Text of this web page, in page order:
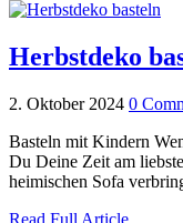
Herbstdeko
2. Oktober 2024 0
Basteln mit Kindern
Du Deine Zeit am
heimischen Sofa
Read Full Article